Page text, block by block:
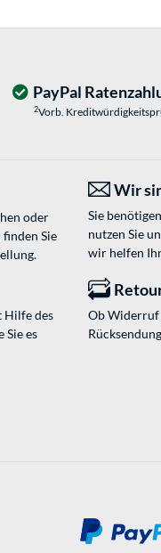
PayPal
2Vorb.
oder
Sie
Wir
Sie
nutzen Sie
wir helfen
Hilfe des
Sie es
Ob Widerruf